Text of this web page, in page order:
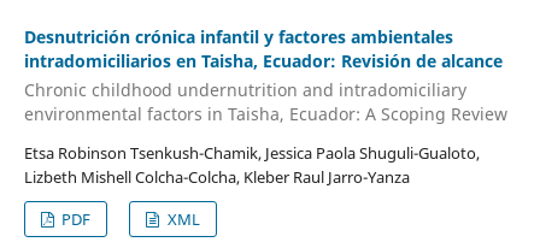
Desnutrición crónica infantil y factores ambientales
intradomiciliarios en Taisha, Ecuador: Revisión de alcance
Chronic childhood undernutrition and intradomiciliary
environmental factors in Taisha, Ecuador: A Scoping Review
Etsa Robinson Tsenkush-Chamik, Jessica Paola Shuguli-Gualoto,
Lizbeth Mishell Colcha-Colcha, Kleber Raul Jarro-Yanza
PDF
XML